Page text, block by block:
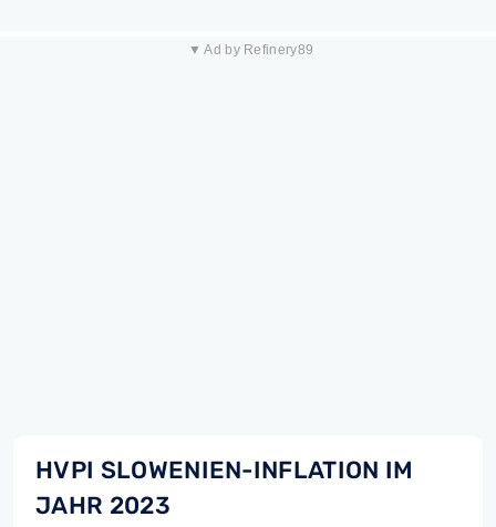
▼ Ad by Refinery89
HVPI SLOWENIEN-INFLATION IM
JAHR 2023